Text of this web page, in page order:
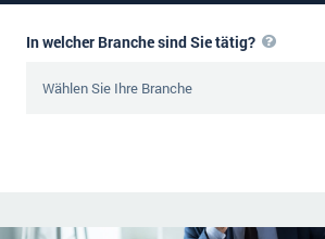
In welcher Branche sind Sie tätig?